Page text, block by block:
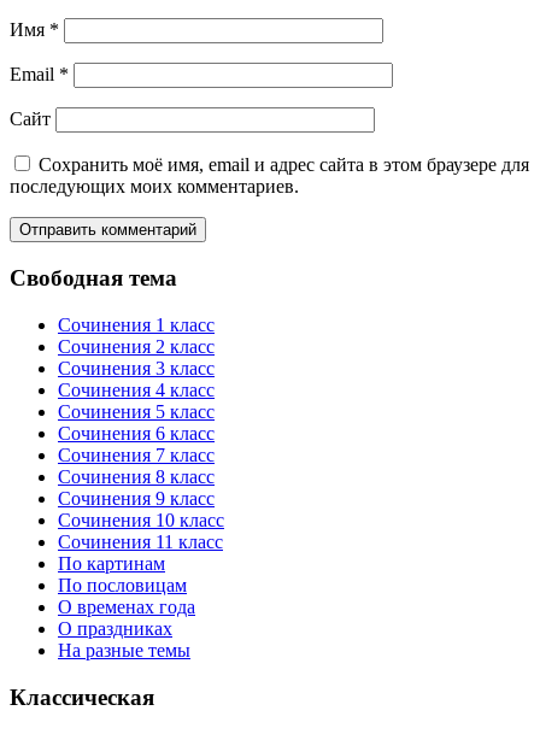
Имя *
Email *
Сайт
Сохранить моё имя, email и адрес сайта в этом браузере для
последующих моих комментариев.
Свободная тема
Сочинения 1 класс
Сочинения 2 класс
Сочинения 3 класс
Сочинения 4 класс
Сочинения 5 класс
Сочинения 6 класс
Сочинения 7 класс
Сочинения 8 класс
Сочинения 9 класс
Сочинения 10 класс
Сочинения 11 класс
По картинам
По пословицам
О временах года
О праздниках
На разные темы
Классическая